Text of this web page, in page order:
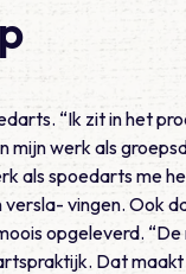
“Ik zit in het
mijn werk als
als spoedarts me
vingen. Ook
opgeleverd.
Dat